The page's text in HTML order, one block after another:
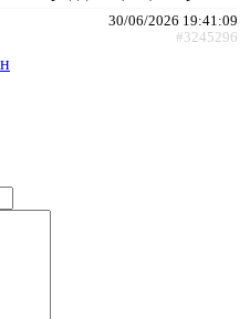
30/06/2026 19:41:09
#3245296